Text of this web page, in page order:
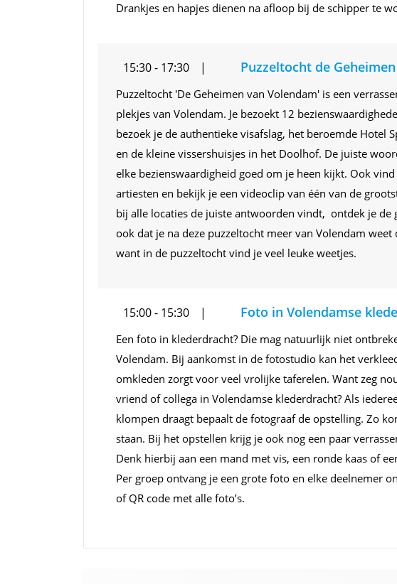
Drankjes en hapjes dienen na afloop bij de schipper te
15:30 - 17:30 Puzzeltocht de
Puzzeltocht 'De Geheimen van Volendam' is een
plekjes van Volendam. Je bezoekt 12
bezoek je de authentieke visafslag, het beroemde Hotel
en de kleine vissershuisjes in het Doolhof. De juiste
elke bezienswaardigheid goed om je heen kijkt. Ook
artiesten en bekijk je een videoclip van één van de
bij alle locaties de juiste antwoorden vindt, ontdek je de
ook dat je na deze puzzeltocht meer van Volendam
want in de puzzeltocht vind je veel leuke weetjes.
15:00 - 15:30 Foto in Volendamse
Een foto in klederdracht? Die mag natuurlijk niet
Volendam. Bij aankomst in de fotostudio kan het
omkleden zorgt voor veel vrolijke taferelen. Want zeg
vriend of collega in Volendamse klederdracht? Als
klompen draagt bepaalt de fotograaf de opstelling. Zo
staan. Bij het opstellen krijg je ook nog een paar
Denk hierbij aan een mand met vis, een ronde kaas of
Per groep ontvang je een grote foto en elke deelnemer
of QR code met alle foto’s.